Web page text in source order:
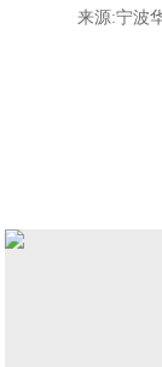
来源:宁波